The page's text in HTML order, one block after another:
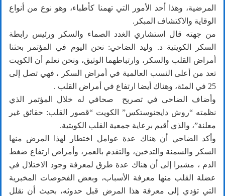
المرضية، وهذا أحد الأمور التي تهمنا كأطباء، وهو نوع من أنواع
الوقاية والاكتشاف المبكر.
من جهته قال استشاري الغدد الصماء والسكر ورئيس رابطة
السكر الكويتية د. وليد الضاحي: نحن اليوم في المؤتمر بحثنا
أمراض القلب والسكر، وارتباطهما الوثيق، ونحن نعلم أن الكويت
تعد من أعلى النسب العالمية في أمراض السكر ، فهي تصل إلى
25 في المئة، وهناك أيضا ارتفاع في أمراض القلب .
وأضاف الضاحى في تصريح صحافي له خلال المؤتمر الذي
نظمته “روش دايجنوستكس” الكويت “قصور القلب: حقائق غير
معلنة”، والذي أقيم برعاية جمعية القلب الكويتية.
وأكد الضاحي أن هناك عدة عوامل اختطار لهذا المرض منها
السكر والسمنة والتدخين، والتقدم بالعمر، وأمراض ارتفاع ضغط
الدم ، مشيرا إلى أن هناك عدة طرق لمعرفة وجود الاختلال في
عضلة القلب منها معرفة الأسباب، وبعض الفحوصات المخبرية
التي تؤدي إلى معرفة هذا المرض قبل حدوثه، بحيث أن نقلل